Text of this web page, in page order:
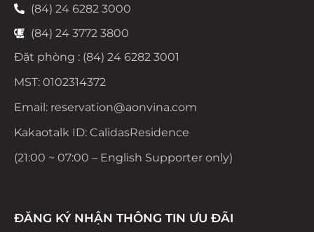
(84) 24 6282 3000
(84) 24 3772 3800
Đặt phòng : (84) 24 6282 3001
MST: 0102314372
Email: reservation@aonvina.com
Kakaotalk ID: CalidasResidence
(21:00 ~ 07:00 – English Supporter only)
ĐĂNG KÝ NHẬN THÔNG TIN ƯU ĐÃI